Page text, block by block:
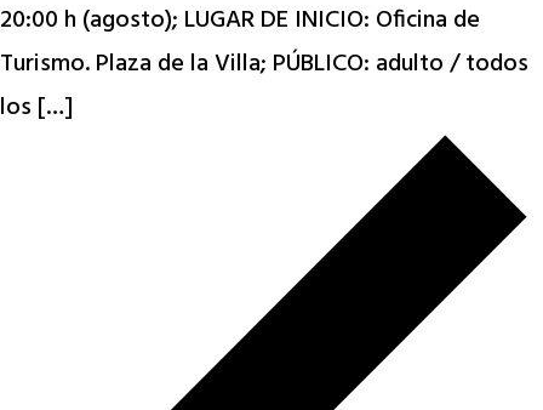
20:00 h (agosto); LUGAR DE INICIO: Oficina de
Turismo. Plaza de la Villa; PÚBLICO: adulto / todos
los […]